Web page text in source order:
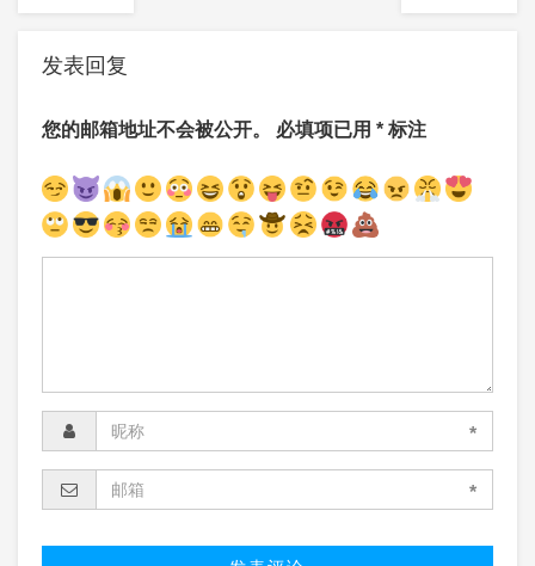
发表回复
您的邮箱地址不会被公开。 必填项已用 * 标注
*
*